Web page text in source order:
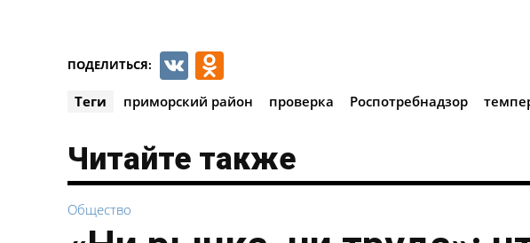
ПОДЕЛИТЬСЯ: VK
Теги приморский район проверка Роспотребнадзор
Читайте также
Общество